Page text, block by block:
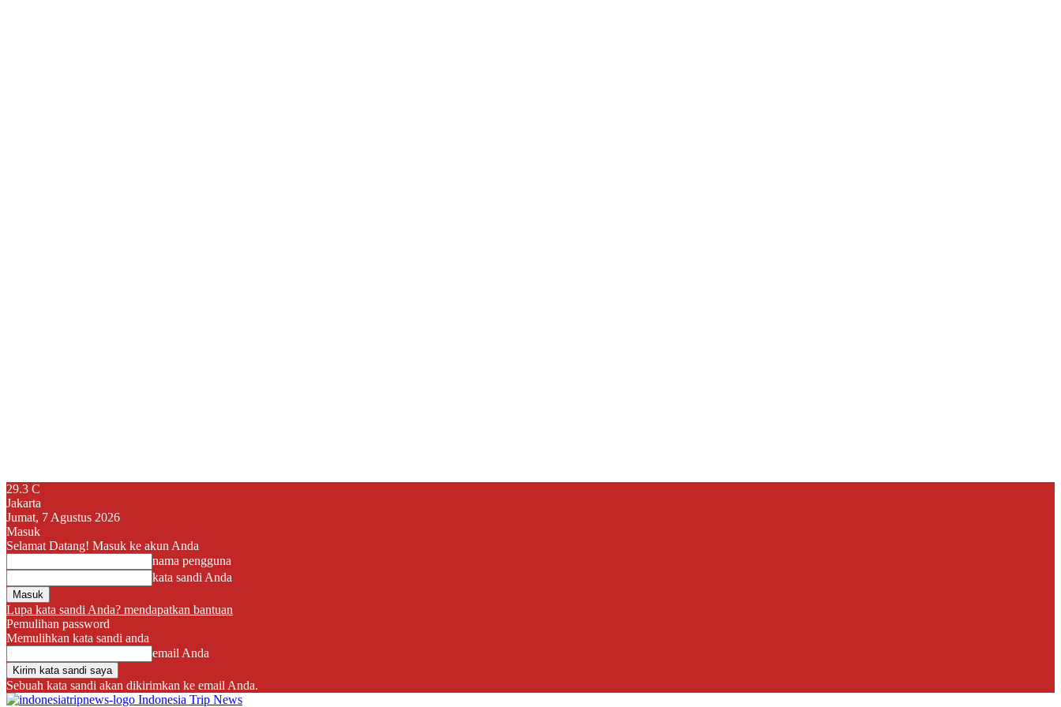
29.3 C
Jakarta
Jumat, 7 Agustus 2026
Masuk
Selamat Datang! Masuk ke akun Anda
nama pengguna
kata sandi Anda
Lupa kata sandi Anda? mendapatkan bantuan
Pemulihan password
Memulihkan kata sandi anda
email Anda
Sebuah kata sandi akan dikirimkan ke email Anda.
Indonesia Trip News